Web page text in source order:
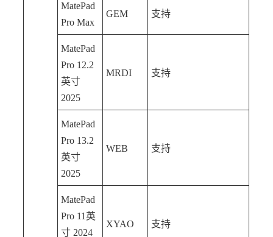
MatePad
Pro Max
GEM 支持
MatePad
Pro 12.2
英寸
2025
MRDI 支持
MatePad
Pro 13.2
英寸
2025
WEB 支持
MatePad
Pro 11英
寸 2024
XYAO 支持